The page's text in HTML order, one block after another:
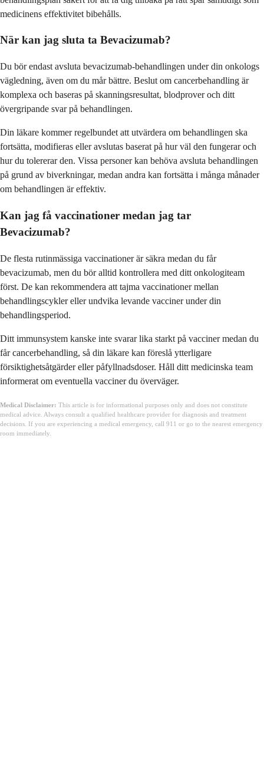
medicinens effektivitet bibehålls.
När kan jag sluta ta Bevacizumab?
Du bör endast avsluta bevacizumab-behandlingen under din onkologs
vägledning, även om du mår bättre. Beslut om cancerbehandling är
komplexa och baseras på skanningsresultat, blodprover och ditt
övergripande svar på behandlingen.
Din läkare kommer regelbundet att utvärdera om behandlingen ska
fortsätta, modifieras eller avslutas baserat på hur väl den fungerar och
hur du tolererar den. Vissa personer kan behöva avsluta behandlingen
på grund av biverkningar, medan andra kan fortsätta i många månader
om behandlingen är effektiv.
Kan jag få vaccinationer medan jag tar
Bevacizumab?
De flesta rutinmässiga vaccinationer är säkra medan du får
bevacizumab, men du bör alltid kontrollera med ditt onkologiteam
först. De kan rekommendera att tajma vaccinationer mellan
behandlingscykler eller undvika levande vacciner under din
behandlingsperiod.
Ditt immunsystem kanske inte svarar lika starkt på vacciner medan du
får cancerbehandling, så din läkare kan föreslå ytterligare
försiktighetsåtgärder eller påfyllnadsdoser. Håll ditt medicinska team
informerat om eventuella vacciner du överväger.
Medical Disclaimer: This article is for informational purposes only and does not constitute
medical advice. Always consult a qualified healthcare provider for diagnosis and treatment
decisions. If you are experiencing a medical emergency, call 911 or go to the nearest emergency
room immediately.